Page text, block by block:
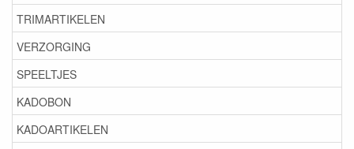
TRIMARTIKELEN
VERZORGING
SPEELTJES
KADOBON
KADOARTIKELEN